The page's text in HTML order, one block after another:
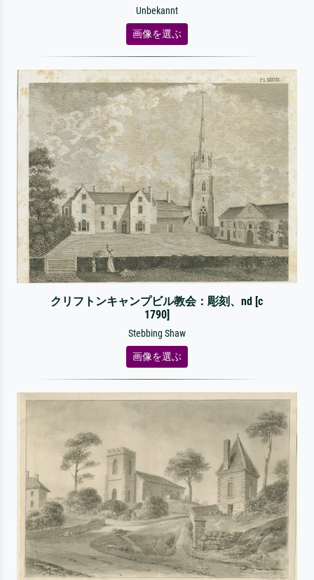
Unbekannt
画像を選ぶ
クリフトンキャンプビル教会：彫刻、nd [c
1790]
Stebbing Shaw
画像を選ぶ